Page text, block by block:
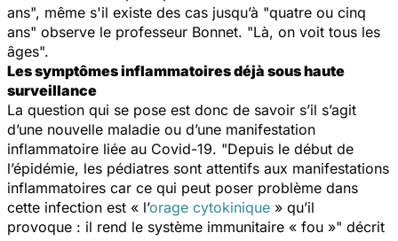
ans", même s'il existe des cas jusqu’à "quatre ou cinq
ans" observe le professeur Bonnet. "Là, on voit tous les
âges".
Les symptômes inflammatoires déjà sous haute
surveillance
La question qui se pose est donc de savoir s’il s’agit
d’une nouvelle maladie ou d’une manifestation
inflammatoire liée au Covid-19. "Depuis le début de
l’épidémie, les pédiatres sont attentifs aux manifestations
inflammatoires car ce qui peut poser problème dans
cette infection est « l’orage cytokinique » qu’il
provoque : il rend le système immunitaire « fou »" décrit